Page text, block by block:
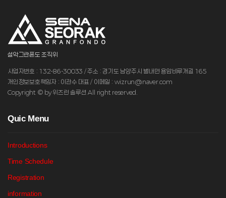
설악그란폰도 조직위
사업자번호 : 132-86-30033 / 주소 : 경기도 남양주시 별내면 용암비루개길 165
개인정보보호책임자 : 이관수 대표 / 이메일 : wizrun@naver.com
Copyright © by 위즈런 솔루션 All right reserved.
Quic Menu
Introductions
Time Schedule
Registration
information